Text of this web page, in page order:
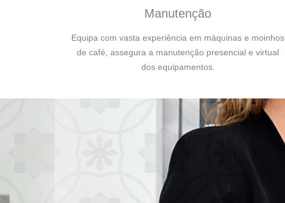
Manutenção
Equipa com vasta experiência em máquinas e moinhos
de café, assegura a manutenção presencial e virtual
dos equipamentos.